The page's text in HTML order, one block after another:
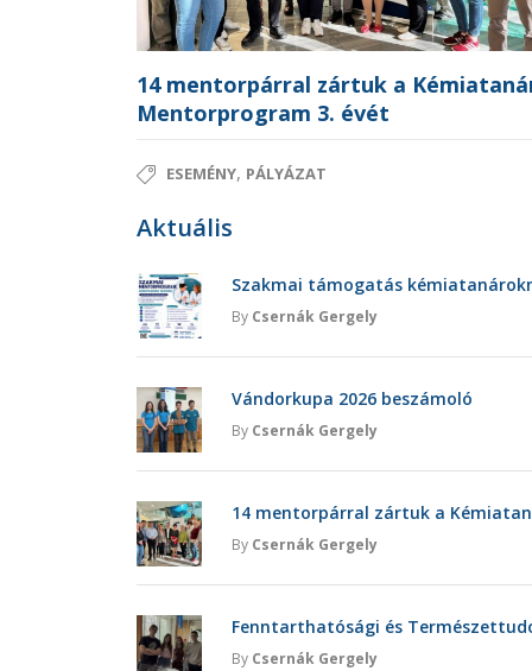
14 mentorpárral zártuk a
Mentorprogram 3. évét
ESEMÉNY, PÁLYÁZAT
Aktuális
Szakmai támogatás
By Csernák Gergely
Vándorkupa 2026 beszámoló
By Csernák Gergely
14 mentorpárral zártuk a
By Csernák Gergely
Fenntarthatósági és
By Csernák Gergely